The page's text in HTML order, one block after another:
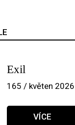
Exil
165 / květen 2026
VÍCE